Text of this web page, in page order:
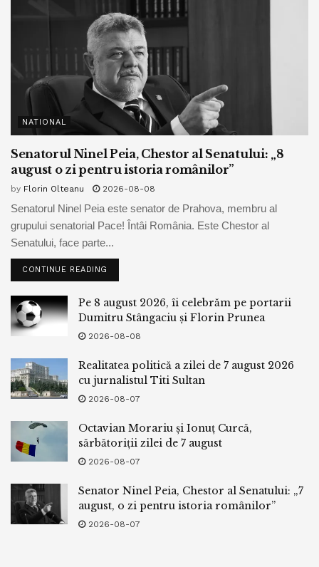
NATIONAL
Senatorul Ninel Peia, Chestor al Senatului: „8
august o zi pentru istoria românilor”
by Florin Olteanu 2026-08-08
Senatorul Ninel Peia este senator de Prahova, membru al
grupului senatorial Pace! Întâi România. Este Chestor al
Senatului, face parte...
CONTINUE READING
Pe 8 august 2026, îi celebrăm pe portarii
Dumitru Stângaciu și Florin Prunea
2026-08-08
Realitatea politică a zilei de 7 august 2026
cu jurnalistul Titi Sultan
2026-08-07
Octavian Morariu și Ionuț Curcă,
sărbătoriții zilei de 7 august
2026-08-07
Senator Ninel Peia, Chestor al Senatului: „7
august, o zi pentru istoria românilor”
2026-08-07